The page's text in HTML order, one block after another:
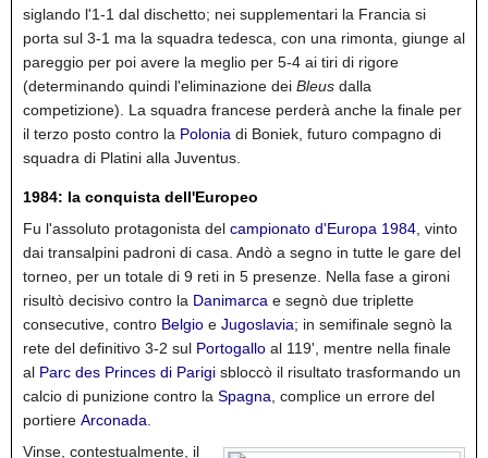
siglando l'1-1 dal dischetto; nei supplementari la Francia si
porta sul 3-1 ma la squadra tedesca, con una rimonta, giunge al
pareggio per poi avere la meglio per 5-4 ai tiri di rigore
(determinando quindi l'eliminazione dei Bleus dalla
competizione). La squadra francese perderà anche la finale per
il terzo posto contro la Polonia di Boniek, futuro compagno di
squadra di Platini alla Juventus.
1984: la conquista dell'Europeo
Fu l'assoluto protagonista del campionato d'Europa 1984 , vinto
dai transalpini padroni di casa. Andò a segno in tutte le gare del
torneo, per un totale di 9 reti in 5 presenze. Nella fase a gironi
risultò decisivo contro la Danimarca e segnò due triplette
consecutive, contro Belgio e Jugoslavia; in semifinale segnò la
rete del definitivo 3-2 sul Portogallo al 119',
mentre nella finale
al Parc des Princes di Parigi sbloccò il risultato trasformando un
calcio di punizione contro la Spagna , complice un errore del
portiere Arconada
Vinse, contestualmente, il